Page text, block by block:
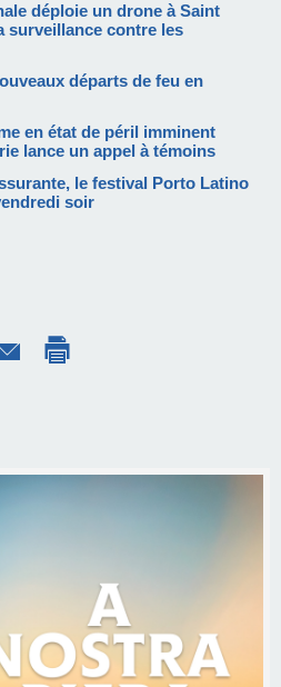
déploie un drone à Saint
surveillance contre les
départs de feu en
en état de péril imminent
lance un appel à témoins
le festival Porto Latino
soir